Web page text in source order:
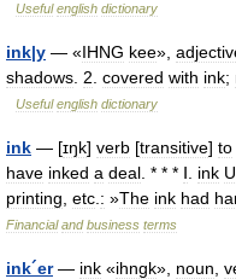
Useful english dictionary
ink|y — «IHNG kee»,
shadows 2 covered with ink;
Useful english dictionary
ink — [ɪŋk] verb [transitive] to
have inked a deal . * * * Ⅰ ink
printing etc : »The ink had
Financial and business terms
ink´er— ink «ihngk», noun